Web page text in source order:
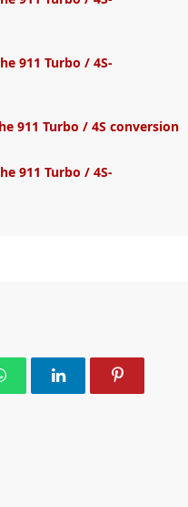
911 Turbo / 4S-
911 Turbo / 4S conversion
911 Turbo / 4S-